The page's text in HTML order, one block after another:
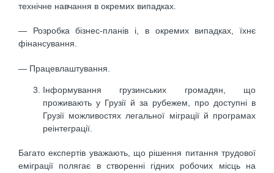
технічне навчання в окремих випадках.
— Розробка бізнес-планів і, в окремих випадках, їхнє
фінансування.
— Працевлаштування.
Інформування грузинських громадян, що
проживають у Грузії й за рубежем, про доступні в
Грузії можливостях легальної міграції й програмах
реінтеграції.
Багато експертів уважають, що рішення питання трудової
еміграції полягає в створенні гідних робочих місць на